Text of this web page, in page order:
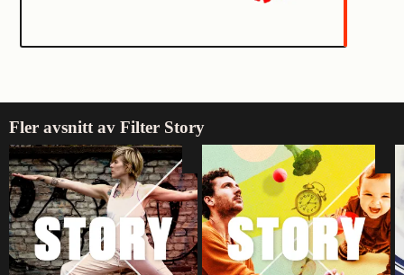
Fler avsnitt av Filter Story